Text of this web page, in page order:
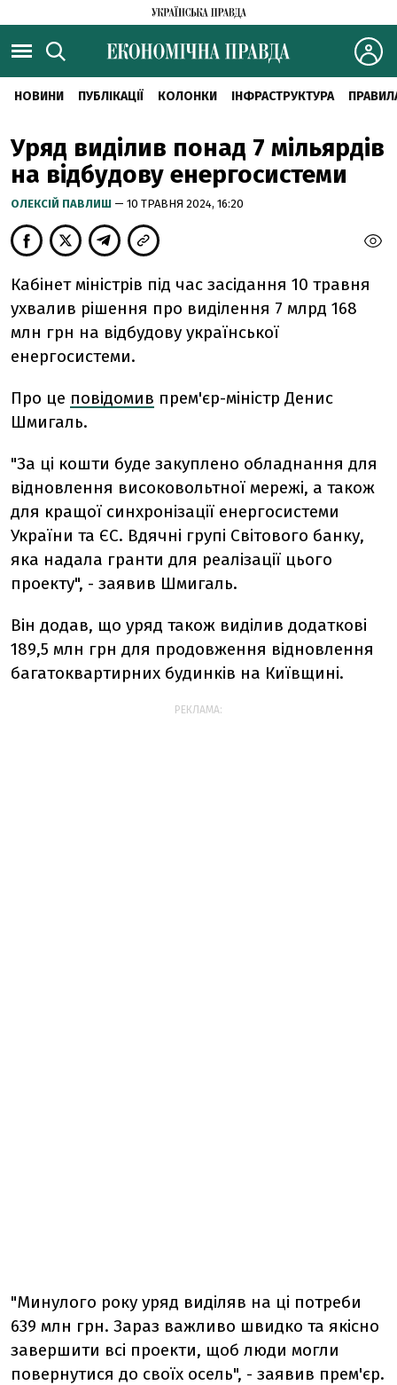
НОВИНИ ПУБЛІКАЦІЇ КОЛОНКИ ІНФРАСТРУКТУРА
Уряд виділив понад 7 мільярдів
на відбудову енергосистеми
ОЛЕКСІЙ ПАВЛИШ — 10 ТРАВНЯ 2024, 16:20
Кабінет міністрів під час засідання 10 травня
ухвалив рішення про виділення 7 млрд 168
млн грн на відбудову української
енергосистеми.
Про це повідомив прем'єр-міністр Денис
Шмигаль.
"За ці кошти буде закуплено обладнання для
відновлення високовольтної мережі, а також
для кращої синхронізації енергосистеми
України та ЄС. Вдячні групі Світового банку,
яка надала гранти для реалізації цього
проекту", - заявив Шмигаль.
Він додав, що уряд також виділив додаткові
189,5 млн грн для продовження відновлення
багатоквартирних будинків на Київщині.
РЕКЛАМА:
"Минулого року уряд виділяв на ці потреби
639 млн грн. Зараз важливо швидко та якісно
завершити всі проекти, щоб люди могли
повернутися до своїх осель", - заявив прем'єр.